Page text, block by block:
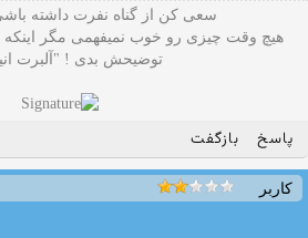
سعی کن از گناه نفرت داشته باشی
هیچ وقت چیزی رو خوب نمیفهمی مگر اینکه
توضیحش بدی ! "آلبرت
پاسخ بازگفت
کاربر